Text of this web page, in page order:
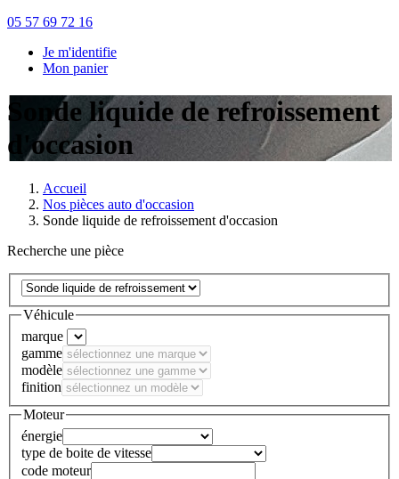
05 57 69 72 16
Je m'identifie
Mon panier
Sonde liquide de refroissement
d'occasion
Accueil
Nos pièces auto d'occasion
Sonde liquide de refroissement d'occasion
Recherche une pièce
Véhicule
marque
gamme
modèle
finition
Moteur
énergie
type de boite de vitesse
code moteur